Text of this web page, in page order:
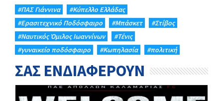
#ΠΑΣ Γιάννινα
#Κύπελλο Ελλάδας
#Eρασιτεχνικό Ποδόσφαιρο
#Μπάσκετ
#Στίβος
#Ναυτικός Όμιλος Ιωαννίνων
#Τένις
#γυναικείο ποδόσφαιρο
#Κωπηλασία #πολιτική
ΣΑΣ ΕΝΔΙΑΦΕΡΟΥΝ